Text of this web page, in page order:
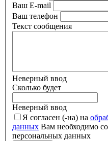
Ваш E-mail
Ваш телефон
Текст сообщения
Неверный ввод
Сколько будет
Неверный ввод
Я согласен (-на) на
данных Вам необходимо
персональных данных